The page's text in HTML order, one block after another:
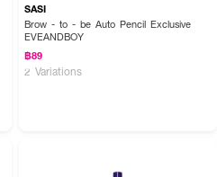
SASI
Brow - to - be Auto Pencil Exclusive
EVEANDBOY
฿89
2 Variations